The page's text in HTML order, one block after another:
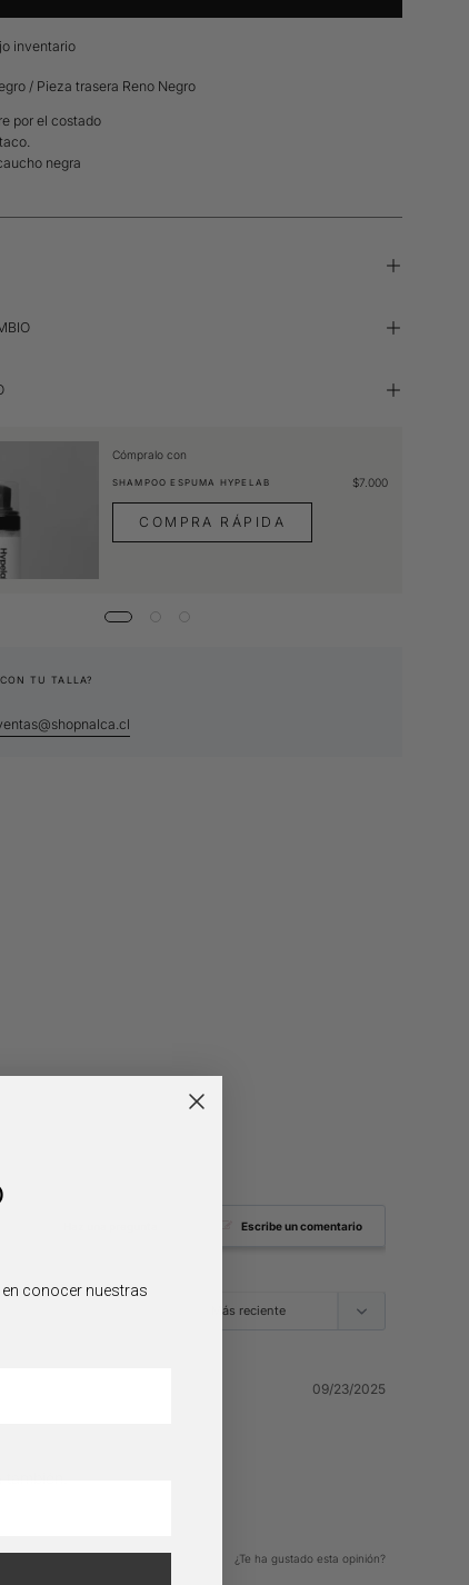
inventario
/ Pieza trasera Reno Negro
por el costado
negra
Cómpralo con
SHAMPOO ESPUMA HYPELAB $7.000
COMPRA RÁPIDA
TU TALLA?
Escribe un comentario
09/23/2025
¿Te ha gustado esta opinión?
conocer nuestras